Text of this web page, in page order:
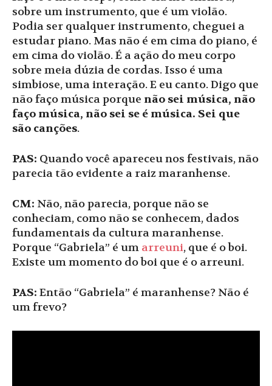
sobre um instrumento, que é um violão.
Podia ser qualquer instrumento, cheguei a
estudar piano. Mas não é em cima do piano, é
em cima do violão. É a ação do meu corpo
sobre meia dúzia de cordas. Isso é uma
simbiose, uma interação. E eu canto. Digo que
não faço música porque não sei música, não
faço música, não sei se é música. Sei que
são canções.
PAS: Quando você apareceu nos festivais, não
parecia tão evidente a raiz maranhense.
CM: Não, não parecia, porque não se
conheciam, como não se conhecem, dados
fundamentais da cultura maranhense.
Porque “Gabriela” é um arreuni, que é o boi.
Existe um momento do boi que é o arreuni.
PAS: Então “Gabriela” é maranhense? Não é
um frevo?